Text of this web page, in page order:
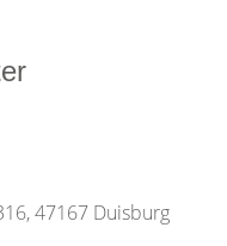
47167 Duisburg